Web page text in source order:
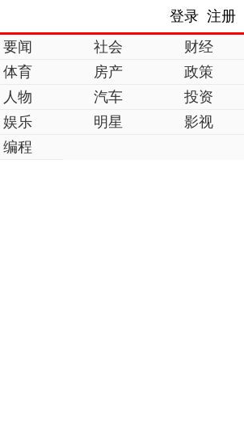
登录 注册
要闻 社会
财经
体育 房产
政策
人物 汽车
投资
娱乐 明星
影视
编程